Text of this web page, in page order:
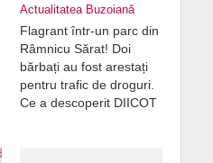
Actualitatea Buzoiană
Flagrant într-un parc din
Râmnicu Sărat! Doi
bărbați au fost arestați
pentru trafic de droguri.
Ce a descoperit DIICOT